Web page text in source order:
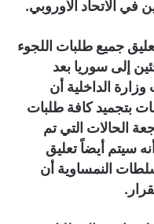
في الاتحاد الأوروبي.
جميع طلبات اللجوء
إلى سوريا بعد
الداخلية أن
بتجميد كافة طلبات
الحالات التي تم
سيتم أيضاً تعليق
النمساوية أن